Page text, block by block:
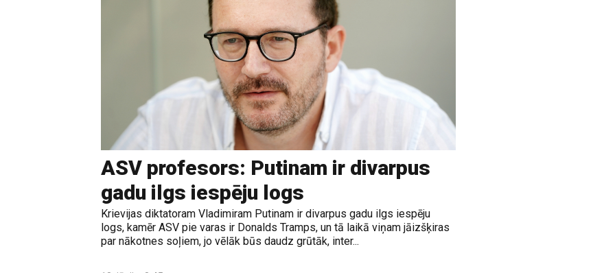
ASV profesors: Putinam ir divarpus
gadu ilgs iespēju logs
Krievijas diktatoram Vladimiram Putinam ir divarpus gadu ilgs iespēju
logs, kamēr ASV pie varas ir Donalds Tramps, un tā laikā viņam jāizšķiras
par nākotnes soļiem, jo vēlāk būs daudz grūtāk, inter...